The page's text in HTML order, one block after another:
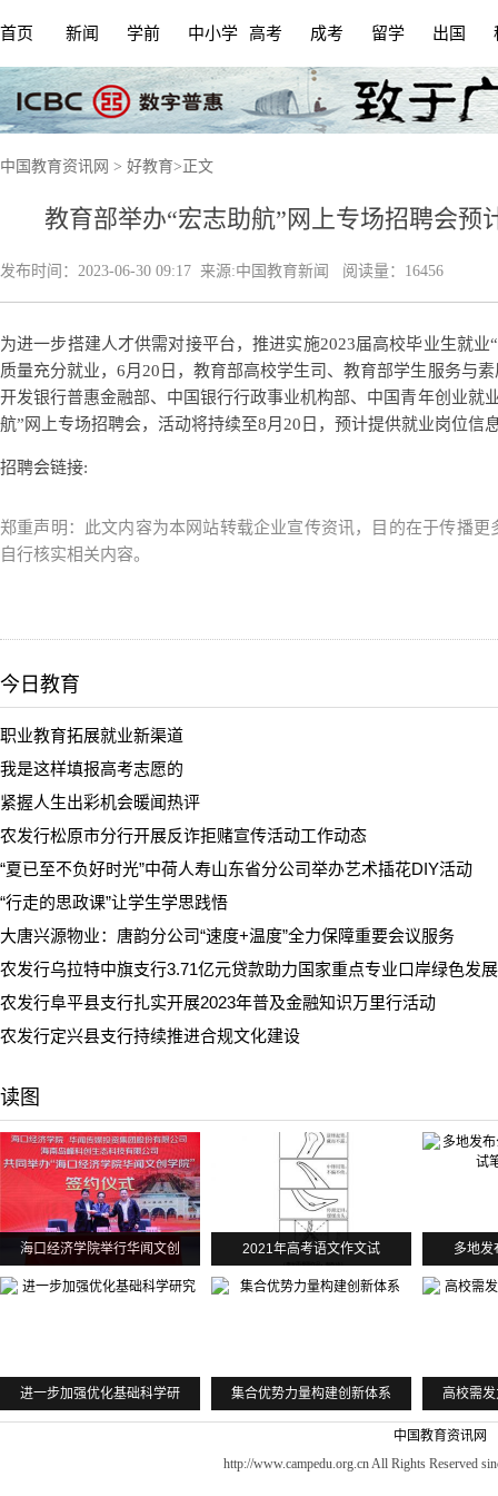
首页 新闻 学前 中小学 高考 成考 留学 出国
中国教育资讯网 > 好教育> 正文
教育部举办“宏志助航”网上专场招聘会预
发布时间： 2023-06-30 09:17 来源:中国教育新闻 阅读量：16456
为进一步搭建人才供需对接平台，推进实施2023届高校毕业生就
质量充分就业，6月20日，教育部高校学生司、教育部学生服务与
开发银行普惠金融部、中国银行行政事业机构部、中国青年创业就
航”网上专场招聘会，活动将持续至8月20日，预计提供就业岗位信
招聘会链接:
郑重声明：此文内容为本网站转载企业宣传资讯，目的在于传播
自行核实相关内容。
今日教育
职业教育拓展就业新渠道
我是这样填报高考志愿的
紧握人生出彩机会暖闻热评
农发行松原市分行开展反诈拒赌宣传活动工作动态
“夏已至不负好时光”中荷人寿山东省分公司举办艺术插花DIY活动
“行走的思政课”让学生学思践悟
大唐兴源物业：唐韵分公司“速度+温度”全力保障重要会议服务
农发行乌拉特中旗支行3.71亿元贷款助力国家重点专业口岸绿色发展
农发行阜平县支行扎实开展2023年普及金融知识万里行活动
农发行定兴县支行持续推进合规文化建设
读图
海口经济学院举行华闻文创 2021年高考语文作文试 多地发
进一步加强优化基础科学研 集合优势力量构建创新体系 高校需
中国教育资讯网
http://www.campedu.org.cn All Rights Reserved